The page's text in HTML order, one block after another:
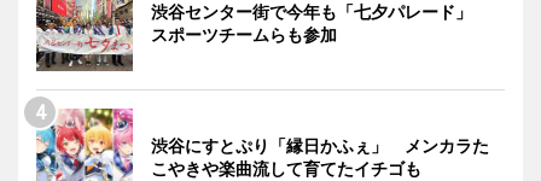
渋谷センター街で今年も「七夕パレード」
スポーツチームらも参加
渋谷にすとぷり「縁日かふぇ」 メンカラた
こやきや楽曲流して育てたイチゴも